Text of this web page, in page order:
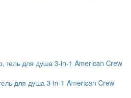
для душа 3-in-1 American Crew